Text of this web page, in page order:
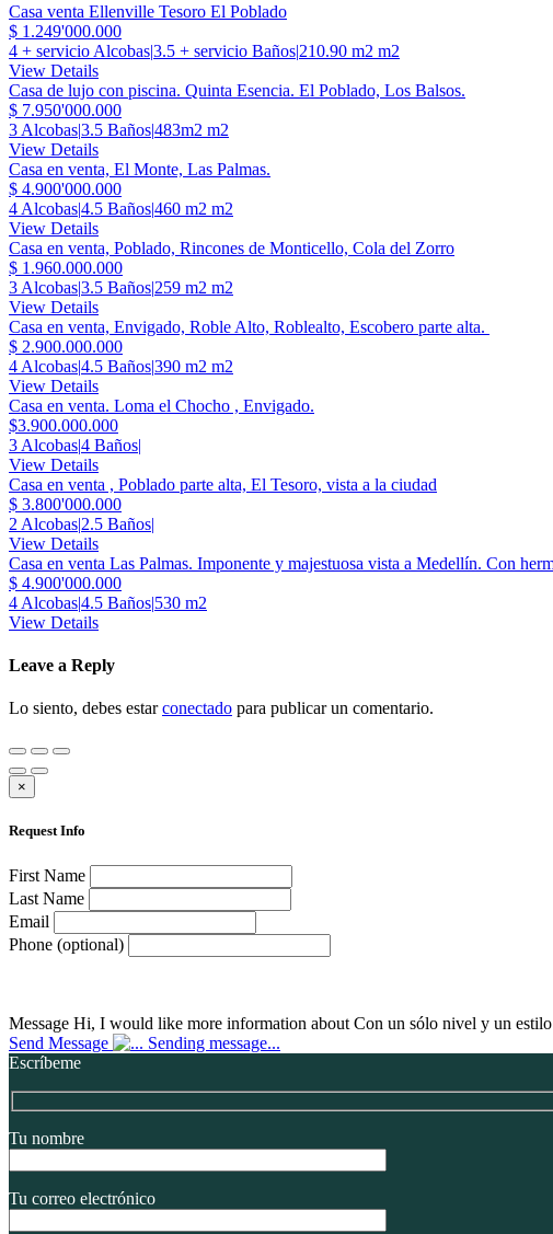
Casa venta Ellenville Tesoro El Poblado
$ 1.249'000.000
4 + servicio Alcobas|3.5 + servicio Baños|210.90 m2 m2
View Details
Casa de lujo con piscina. Quinta Esencia. El Poblado, Los Balsos.
$ 7.950'000.000
3 Alcobas|3.5 Baños|483m2 m2
View Details
Casa en venta, El Monte, Las Palmas.
$ 4.900'000.000
4 Alcobas|4.5 Baños|460 m2 m2
View Details
Casa en venta, Poblado, Rincones de Monticello, Cola del Zorro
$ 1.960.000.000
3 Alcobas|3.5 Baños|259 m2 m2
View Details
Casa en venta, Envigado, Roble Alto, Roblealto, Escobero parte alta.
$ 2.900.000.000
4 Alcobas|4.5 Baños|390 m2 m2
View Details
Casa en venta. Loma el Chocho , Envigado.
$3.900.000.000
3 Alcobas|4 Baños|
View Details
Casa en venta , Poblado parte alta, El Tesoro, vista a la ciudad
$ 3.800'000.000
2 Alcobas|2.5 Baños|
View Details
Casa en venta Las Palmas. Imponente y majestuosa vista a Medellín. Con
$ 4.900'000.000
4 Alcobas|4.5 Baños|530 m2
View Details
Leave a Reply
Lo siento, debes estarconectado para publicar un comentario.
×
Request Info
First Name
Last Name
Email
Phone (optional)
Message Hi, I would like more information about Con un sólo nivel y un
Send Message
Sending message...
Escríbeme
Tu nombre
Tu correo electrónico